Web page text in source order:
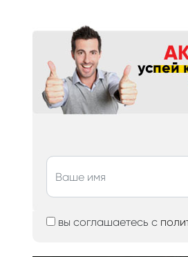
вы соглашаетесь с